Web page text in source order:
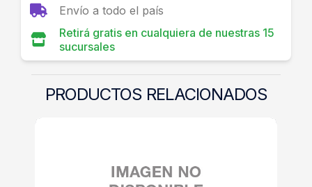
Envío a todo el país
Retirá gratis en cualquiera de nuestras 15
sucursales
PRODUCTOS RELACIONADOS